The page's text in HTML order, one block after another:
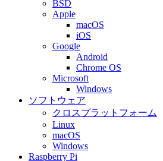
BSD
Apple
macOS
iOS
Google
Android
Chrome OS
Microsoft
Windows
ソフトウェア
クロスプラットフォーム
Linux
macOS
Windows
Raspberry Pi